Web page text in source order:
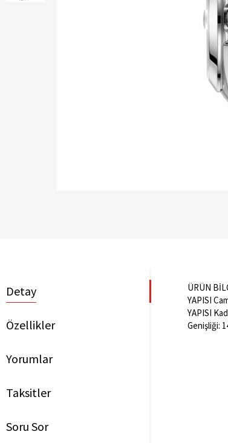
Detay
Özellikler
Yorumlar
Taksitler
Soru Sor
ÜRÜN
YAPISI
YAPISI
Genişliği: